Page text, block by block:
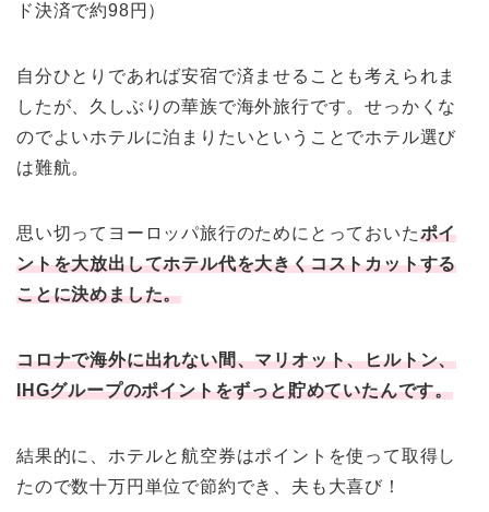
ド決済で約98円）
自分ひとりであれば安宿で済ませることも考えられま
したが、久しぶりの華族で海外旅行です。せっかくな
のでよいホテルに泊まりたいということでホテル選び
は難航。
思い切ってヨーロッパ旅行のためにとっておいたポイ
ントを大放出してホテル代を大きくコストカットする
ことに決めました。
コロナで海外に出れない間、マリオット、ヒルトン、
IHGグループのポイントをずっと貯めていたんです。
結果的に、ホテルと航空券はポイントを使って取得し
たので数十万円単位で節約でき、夫も大喜び！